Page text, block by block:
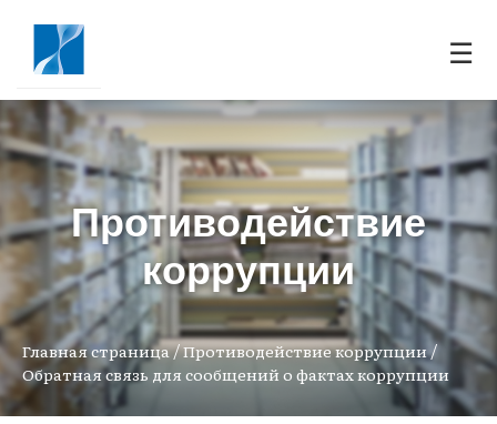
Противодействие
коррупции
☰
Главная страница/Противодействие коррупции/
Обратная связь для сообщений о фактах коррупции